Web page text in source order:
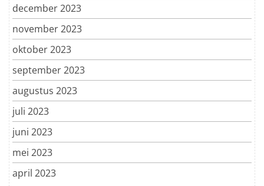
december 2023
november 2023
oktober 2023
september 2023
augustus 2023
juli 2023
juni 2023
mei 2023
april 2023